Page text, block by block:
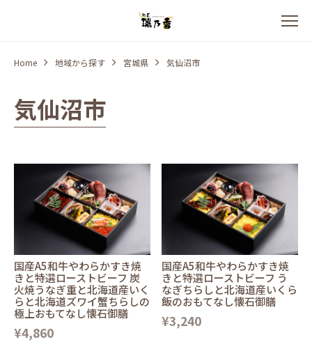
Home 地域から探す 宮城県 気仙沼市
気仙沼市
国産A5和牛やわらかすき焼
きと特選ローストビーフ 炭
火焼うなぎ重と北海道産いく
らと北海道ズワイ蟹ちらしの
極上おもてなし懐石御膳
¥4,860
国産A5和牛やわらかすき焼
きと特選ローストビーフ う
なぎちらしと北海道産いくら
飯のおもてなし懐石御膳
¥3,240